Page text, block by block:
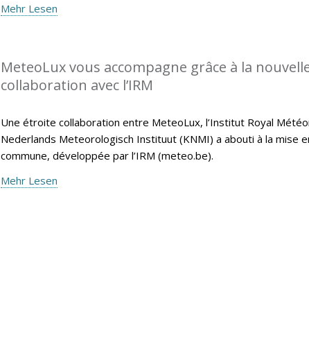
Mehr Lesen
MeteoLux vous accompagne grâce à la
collaboration avec l’IRM
Une étroite collaboration entre MeteoLux, l’Institut Royal
Nederlands Meteorologisch Instituut (KNMI) a abouti à la mise
commune, développée par l’IRM (meteo.be).
Mehr Lesen